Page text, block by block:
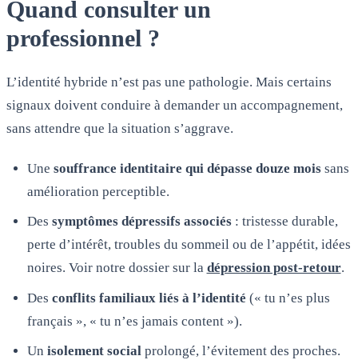
Quand consulter un
professionnel ?
L’identité hybride n’est pas une pathologie. Mais certains
signaux doivent conduire à demander un accompagnement,
sans attendre que la situation s’aggrave.
Une souffrance identitaire qui dépasse douze moissans
amélioration perceptible.
Des symptômes dépressifs associés: tristesse durable,
perte d’intérêt, troubles du sommeil ou de l’appétit, idées
noires. Voir notre dossier sur la dépression post-retour.
Des conflits familiaux liés à l’identité (« tu n’es plus
français », « tu n’es jamais content »).
Un isolement socialprolongé, l’évitement des proches.